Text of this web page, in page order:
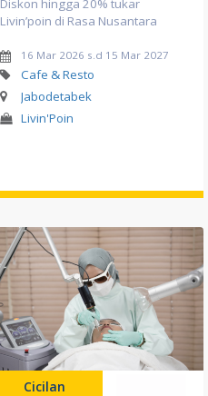
Diskon hingga 20% tukar
Livin’poin di Rasa Nusantara
16 Mar 2026 s.d 15 Mar 2027
Cafe & Resto
Jabodetabek
Livin'Poin
Cicilan